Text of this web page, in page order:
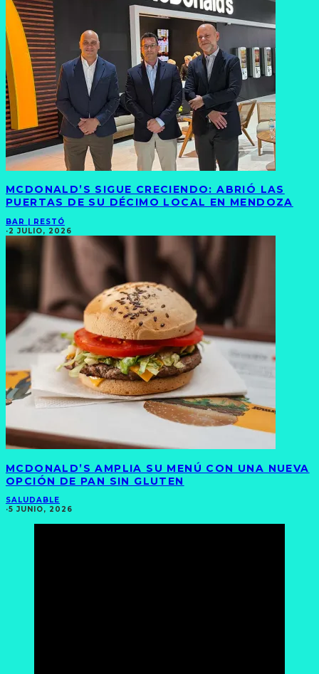
MCDONALD’S SIGUE CRECIENDO: ABRIÓ LAS
PUERTAS DE SU DÉCIMO LOCAL EN MENDOZA
BAR | RESTÓ
·2 JULIO, 2026
MCDONALD’S AMPLIA SU MENÚ CON UNA NUEVA
OPCIÓN DE PAN SIN GLUTEN
SALUDABLE
·5 JUNIO, 2026